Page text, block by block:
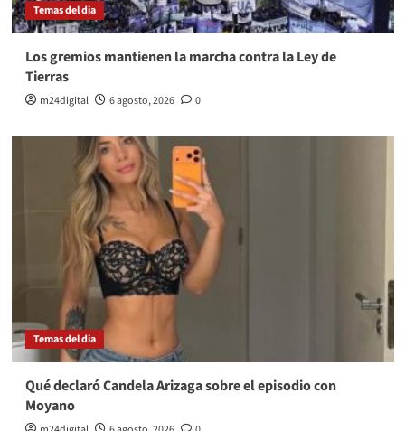
Temas del dia
Los gremios mantienen la marcha contra la Ley de
Tierras
m24digital 6 agosto, 2026 0
Temas del dia
Qué declaró Candela Arizaga sobre el episodio con
Moyano